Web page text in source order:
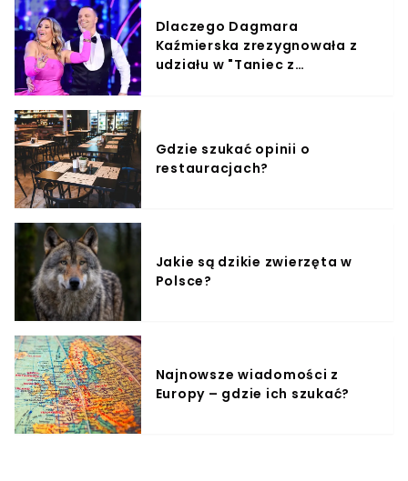
Dlaczego Dagmara
Kaźmierska zrezygnowała z
udziału w "Taniec z
Gdzie szukać opinii o
restauracjach?
Jakie są dzikie zwierzęta w
Polsce?
Najnowsze wiadomości z
Europy – gdzie ich szukać?